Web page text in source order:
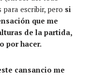
escribir, pero si
que me
de la partida,
por hacer.
cansancio me